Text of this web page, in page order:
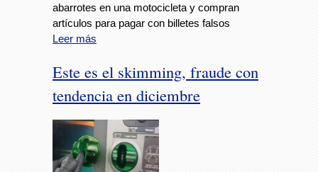
abarrotes en una motocicleta y compran
artículos para pagar con billetes falsos
Leer más
Este es el skimming, fraude con
tendencia en diciembre